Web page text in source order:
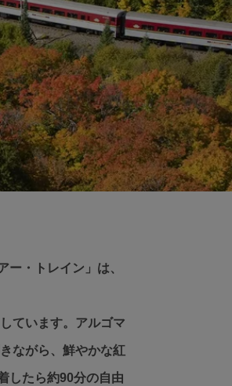
・トレイン」は、
ています。アルゴマ
ながら、鮮やかな紅
したら約90分の自由